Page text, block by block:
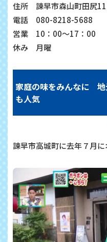
住所 諫早市森山町田尻
電話 080-8218-5688
営業 10：00～17：00
休み 月曜
家庭の味をみんなに 地
も人気
諫早市高城町に去年７月に